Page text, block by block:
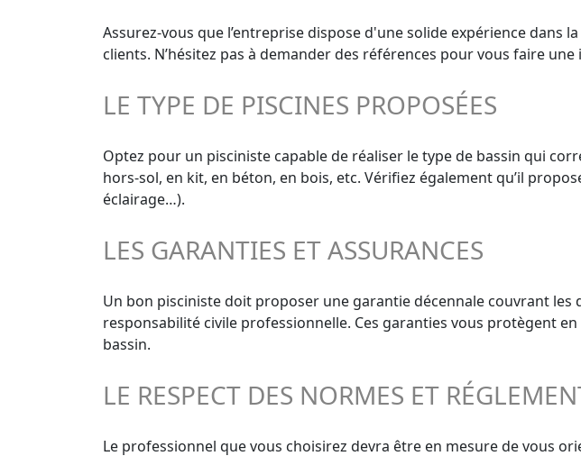
Assurez-vous que l’entreprise dispose d'une solide expérience
clients. N’hésitez pas à demander des références pour vous faire
LE TYPE DE PISCINES PROPOSÉES
Optez pour un pisciniste capable de réaliser le type de bassin qui
hors-sol, en kit, en béton, en bois, etc. Vérifiez également qu’il
éclairage…).
LES GARANTIES ET ASSURANCES
Un bon pisciniste doit proposer une garantie décennale couvrant
responsabilité civile professionnelle. Ces garanties vous protègent
bassin.
LE RESPECT DES NORMES ET
Le professionnel que vous choisirez devra être en mesure de vous